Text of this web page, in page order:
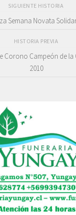
SIGUIENTE HISTORIA
Semana Novata
HISTORIA PREVIA
Corono Campeón de
2010